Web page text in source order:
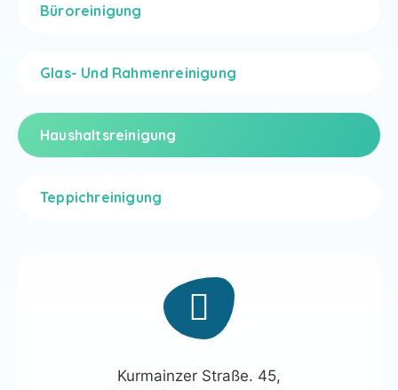
Büroreinigung
Glas- Und Rahmenreinigung
Haushaltsreinigung
Teppichreinigung
Kurmainzer Straße. 45,